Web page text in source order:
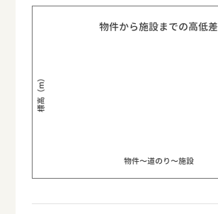
物件から施設までの高低差
標高（m）
物件〜道のり〜施設